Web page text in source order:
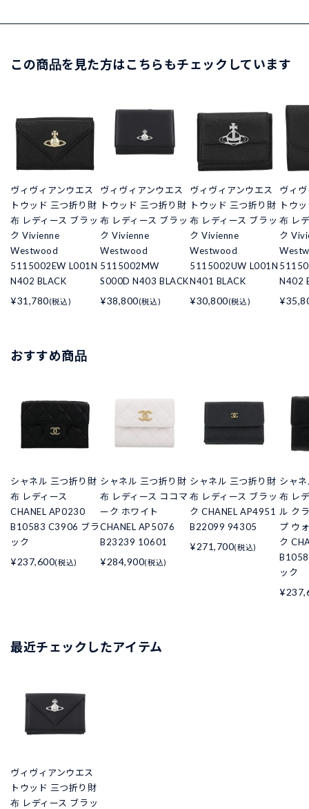
この商品を見た方はこちらもチェックしています
ヴィヴィアンウエス
トウッド 三つ折り財
布 レディース ブラッ
ク Vivienne
Westwood
5115002EW L001N
N402 BLACK
¥31,780(税込)
ヴィヴィアンウエス
トウッド 三つ折り財
布 レディース ブラッ
ク Vivienne
Westwood
5115002MW
S000D N403 BLACK
¥38,800(税込)
ヴィヴィアンウエス
トウッド 三つ折り財
布 レディース ブラッ
ク Vivienne
Westwood
5115002UW L001N
N401 BLACK
¥30,800(税込)
ヴィ
トウ
布 レ
ク
N402
おすすめ商品
シャネル 三つ折り財
布 レディース
CHANEL AP0230
B10583 C3906 ブラ
ック
¥237,600(税込)
シャネル 三つ折り財
布 レディース ココマ
ーク ホワイト
CHANEL AP5076
B23239 10601
¥284,900(税込)
シャネル 三つ折り財
布 レディース ブラッ
ク CHANEL AP4951
B22099 94305
¥271,700(税込)
シャ
布 レ
ル ク
プ ウ
ク
ック
最近チェックしたアイテム
ヴィヴィアンウエス
トウッド 三つ折り財
布 レディース ブラッ